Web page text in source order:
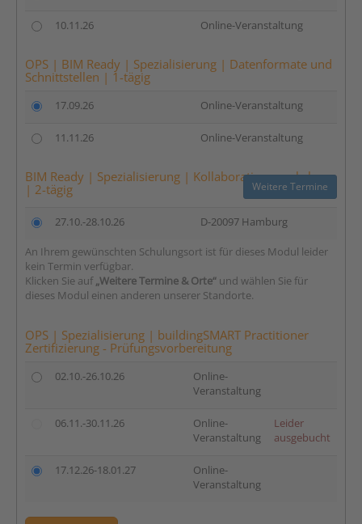
10.11.26 Online-Veranstaltung
OPS | BIM Ready | Spezialisierung | Datenformate und
Schnittstellen | 1-tägig
17.09.26 Online-Veranstaltung
11.11.26 Online-Veranstaltung
BIM Ready | Spezialisierung | Kollaborationsworkshop
| 2-tägig
Weitere Termine
27.10.-28.10.26 D-20097 Hamburg
An Ihrem gewünschten Schulungsort ist für dieses Modul leider
kein Termin verfügbar.
Klicken Sie auf„Weitere Termine & Orte“ und wählen Sie für
dieses Modul einen anderen unserer Standorte.
OPS | Spezialisierung | buildingSMART Practitioner
Zertifizierung - Prüfungsvorbereitung
02.10.-26.10.26
Online-
Veranstaltung
06.11.-30.11.26
Online-
Veranstaltung
Leider
ausgebucht
17.12.26-18.01.27
Online-
Veranstaltung